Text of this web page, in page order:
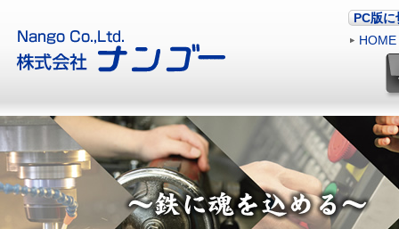
PC版に
HOME